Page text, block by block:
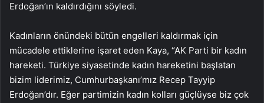
Erdoğan’ın kaldırdığını söyledi.
Kadınların önündeki bütün engelleri kaldırmak için
mücadele ettiklerine işaret eden Kaya, “AK Parti bir kadın
hareketi. Türkiye siyasetinde kadın hareketini başlatan
bizim liderimiz, Cumhurbaşkanı’mız Recep Tayyip
Erdoğan’dır. Eğer partimizin kadın kolları güçlüyse biz çok